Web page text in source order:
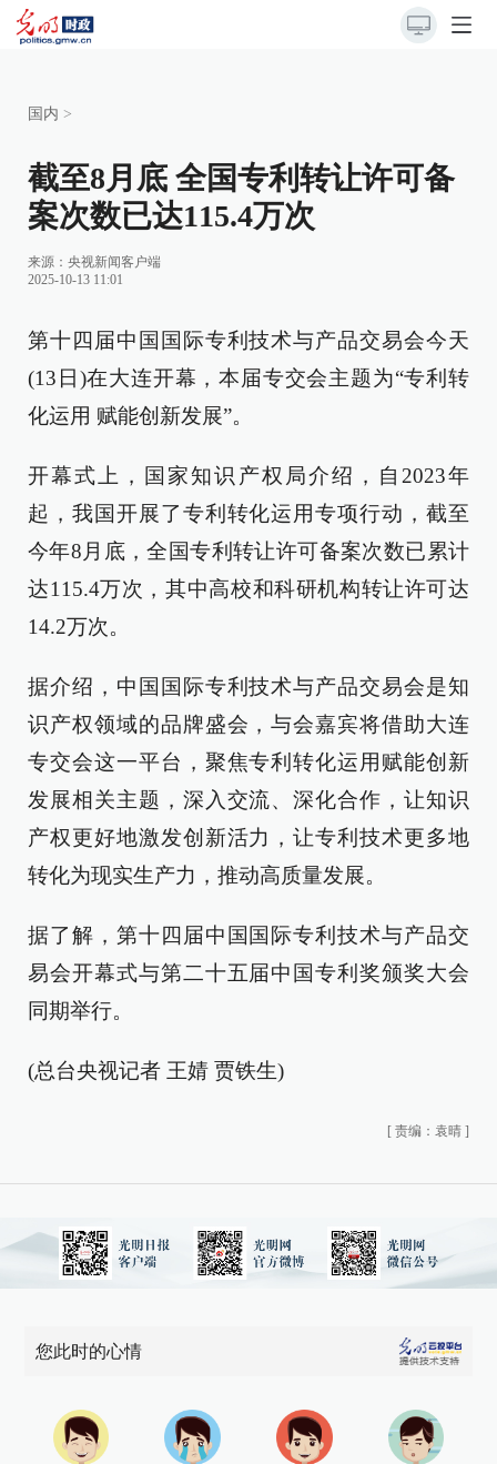
国内 >
截至8月底 全国专利转让许可备
案次数已达115.4万次
来源： 央视新闻客户端
2025-10-13 11:01
第十四届中国国际专利技术与产品交易会今天
(13日)在大连开幕，本届专交会主题为“专利转
化运用 赋能创新发展”。
开幕式上，国家知识产权局介绍，自2023年
起，我国开展了专利转化运用专项行动，截至
今年8月底，全国专利转让许可备案次数已累计
达115.4万次，其中高校和科研机构转让许可达
14.2万次。
据介绍，中国国际专利技术与产品交易会是知
识产权领域的品牌盛会，与会嘉宾将借助大连
专交会这一平台，聚焦专利转化运用赋能创新
发展相关主题，深入交流、深化合作，让知识
产权更好地激发创新活力，让专利技术更多地
转化为现实生产力，推动高质量发展。
据了解，第十四届中国国际专利技术与产品交
易会开幕式与第二十五届中国专利奖颁奖大会
同期举行。
(总台央视记者 王婧 贾铁生)
[ 责编：袁晴 ]
您此时的心情